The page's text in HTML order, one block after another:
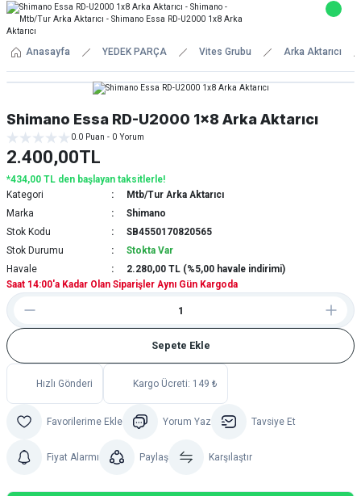
Anasayfa YEDEK PARÇA Vites Grubu Arka Aktarıcı
Shimano Essa RD-U2000 1x8 Arka Aktarıcı
0.0 Puan - 0 Yorum
2.400,00TL
*434,00 TL den başlayan taksitlerle!
Kategori
Mtb/Tur Arka Aktarıcı
Marka
Shimano
Stok Kodu
SB4550170820565
Stok Durumu
Stokta Var
Havale
2.280,00 TL (%5,00 havale indirimi)
Saat 14:00'a Kadar Olan Siparişler Aynı Gün Kargoda
Sepete Ekle
Hızlı Gönderi Kargo Ücreti: 149 ₺
Yorum Yaz Tavsiye Et
Fiyat Alarmı Paylaş Karşılaştır